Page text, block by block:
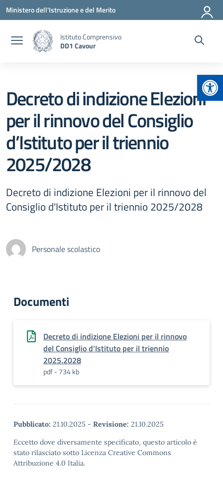
Vai ai contenuti
Vai al menu di navigazione
Vai al footer
Ministero dell'Istruzione e del Merito
Istituto Comprensivo
DD1 Cavour
Decreto di indizione Elezioni
per il rinnovo del Consiglio
d’Istituto per il triennio
2025/2028
Decreto di indizione Elezioni per il rinnovo del
Consiglio d'Istituto per il triennio 2025/2028
Personale scolastico
Documenti
Decreto di indizione Elezioni per il rinnovo
del Consiglio d'Istituto per il triennio
2025.2028
pdf - 734 kb
Pubblicato: 21.10.2025 - Revisione: 21.10.2025
Eccetto dove diversamente specificato, questo articolo è
stato rilasciato sotto Licenza Creative Commons
Attribuzione 4.0 Italia.